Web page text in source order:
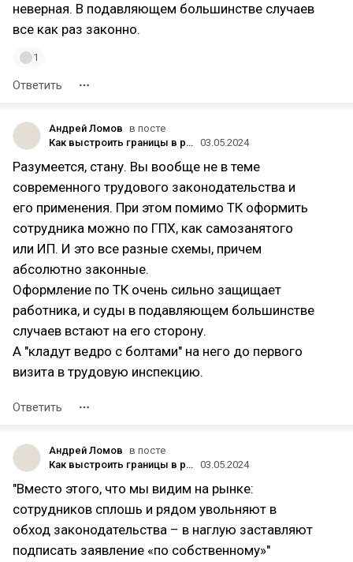
неверная. В подавляющем большинстве случаев
все как раз законно.
1
Ответить
Андрей Ломов в посте
Как выстроить границы в работе с фрилансерами 03.05.2024
Разумеется, стану. Вы вообще не в теме
современного трудового законодательства и
его применения. При этом помимо ТК оформить
сотрудника можно по ГПХ, как самозанятого
или ИП. И это все разные схемы, причем
абсолютно законные.
Оформление по ТК очень сильно защищает
работника, и суды в подавляющем большинстве
случаев встают на его сторону.
А "кладут ведро с болтами" на него до первого
визита в трудовую инспекцию.
Ответить
Андрей Ломов в посте
Как выстроить границы в работе с фрилансерами 03.05.2024
"Вместо этого, что мы видим на рынке:
сотрудников сплошь и рядом увольняют в
обход законодательства – в наглую заставляют
подписать заявление «по собственному»"